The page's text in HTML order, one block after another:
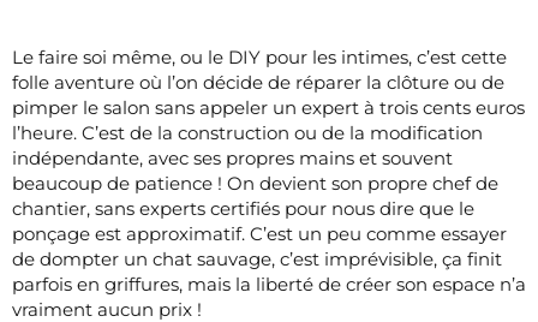
Le faire soi même, ou le DIY pour les intimes, c’est cette
folle aventure où l’on décide de réparer la clôture ou de
pimper le salon sans appeler un expert à trois cents euros
l’heure. C’est de la construction ou de la modification
indépendante, avec ses propres mains et souvent
beaucoup de patience ! On devient son propre chef de
chantier, sans experts certifiés pour nous dire que le
ponçage est approximatif. C’est un peu comme essayer
de dompter un chat sauvage, c’est imprévisible, ça finit
parfois en griffures, mais la liberté de créer son espace n’a
vraiment aucun prix !